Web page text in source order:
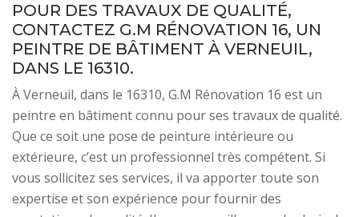
POUR DES TRAVAUX DE QUALITÉ,
CONTACTEZ G.M RÉNOVATION 16, UN
PEINTRE DE BÂTIMENT À VERNEUIL,
DANS LE 16310.
À Verneuil, dans le 16310, G.M Rénovation 16 est un
peintre en bâtiment connu pour ses travaux de qualité.
Que ce soit une pose de peinture intérieure ou
extérieure, c’est un professionnel très compétent. Si
vous sollicitez ses services, il va apporter toute son
expertise et son expérience pour fournir des